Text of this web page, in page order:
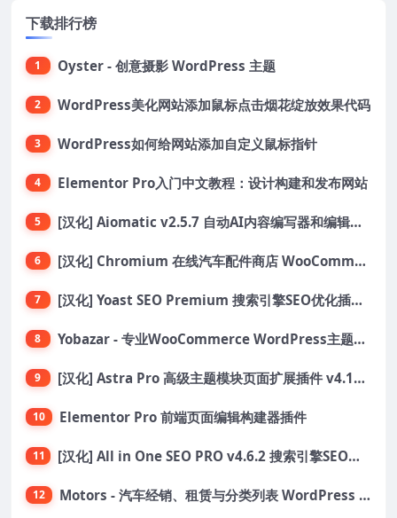
下载排行榜
1 Oyster - 创意摄影 WordPress 主题
2 WordPress美化网站添加鼠标点击烟花绽放效果代码
3 WordPress如何给网站添加自定义鼠标指针
4 Elementor Pro入门中文教程：设计构建和发布网站
5 [汉化] Aiomatic v2.5.7 自动AI内容编写器和编辑器GPT-3和GPT-4等AI工具包
6 [汉化] Chromium 在线汽车配件商店 WooCommerce 主题 v1.3.28
7 [汉化] Yoast SEO Premium 搜索引擎SEO优化插件+全套扩展附件
8 Yobazar - 专业WooCommerce WordPress主题，助力在线商店
9 [汉化] Astra Pro 高级主题模块页面扩展插件 v4.11.6
10 Elementor Pro 前端页面编辑构建器插件
11 [汉化] All in One SEO PRO v4.6.2 搜索引擎SEO优化WordPress插件
12 Motors - 汽车经销、租赁与分类列表 WordPress 主题